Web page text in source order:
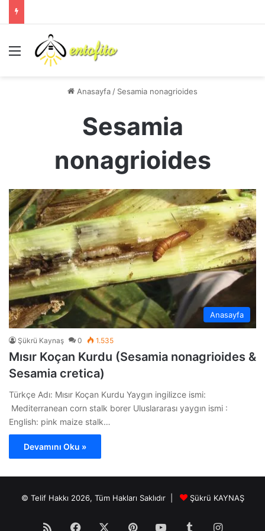
Menü
Anasayfa / Sesamia nonagrioides
Sesamia
nonagrioides
Anasayfa
Şükrü Kaynaş 0 1.535
Mısır Koçan Kurdu (Sesamia nonagrioides &
Sesamia cretica)
Türkçe Adı: Mısır Koçan Kurdu Yaygın ingilizce ismi:
Mediterranean corn stalk borer Uluslararası yaygın ismi :
English: pink maize stalk…
Devamını Oku »
© Telif Hakkı 2026, Tüm Hakları Saklıdır | Şükrü KAYNAŞ
RSS Facebook PinterestYouTubeTumblr